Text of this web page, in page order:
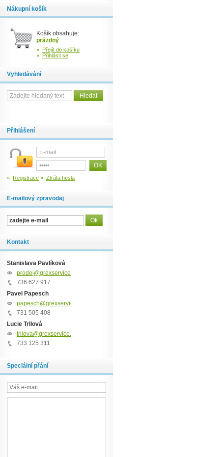
Nákupní košík
Košík obsahuje:
prázdný
» Přejít do košíku
» Přihlásit se
Vyhledávání
Přihlášení
» Registrace » Ztráta hesla
E-mailový zpravodaj
Kontakt
Stanislava Pavlíková
prodej@grexservice.cz
736 627 917
Pavel Papesch
papesch@grexservice.cz
731 505 408
Lucie Trllová
trllova@grexservice.cz
733 125 311
Speciální přání